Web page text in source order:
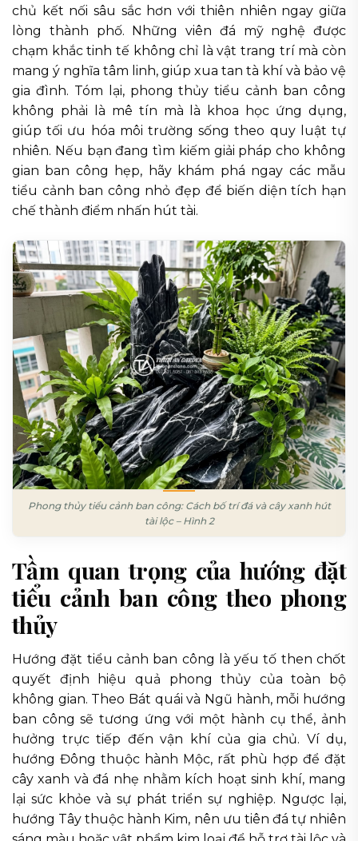
chủ kết nối sâu sắc hơn với thiên nhiên ngay giữa
lòng thành phố. Những viên đá mỹ nghệ được
chạm khắc tinh tế không chỉ là vật trang trí mà còn
mang ý nghĩa tâm linh, giúp xua tan tà khí và bảo vệ
gia đình. Tóm lại, phong thủy tiểu cảnh ban công
không phải là mê tín mà là khoa học ứng dụng,
giúp tối ưu hóa môi trường sống theo quy luật tự
nhiên. Nếu bạn đang tìm kiếm giải pháp cho không
gian ban công hẹp, hãy khám phá ngay các mẫu
tiểu cảnh ban công nhỏ đẹp để biến diện tích hạn
chế thành điểm nhấn hút tài.
Phong thủy tiểu cảnh ban công: Cách bố trí đá và cây xanh hút
tài lộc – Hình 2
Tầm quan trọng của hướng đặt
tiểu cảnh ban công theo phong
thủy
Hướng đặt tiểu cảnh ban công là yếu tố then chốt
quyết định hiệu quả phong thủy của toàn bộ
không gian. Theo Bát quái và Ngũ hành, mỗi hướng
ban công sẽ tương ứng với một hành cụ thể, ảnh
hưởng trực tiếp đến vận khí của gia chủ. Ví dụ,
hướng Đông thuộc hành Mộc, rất phù hợp để đặt
cây xanh và đá nhẹ nhằm kích hoạt sinh khí, mang
lại sức khỏe và sự phát triển sự nghiệp. Ngược lại,
hướng Tây thuộc hành Kim, nên ưu tiên đá tự nhiên